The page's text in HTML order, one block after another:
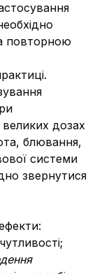
повторною
дозах
блювання,
системи
звернутися